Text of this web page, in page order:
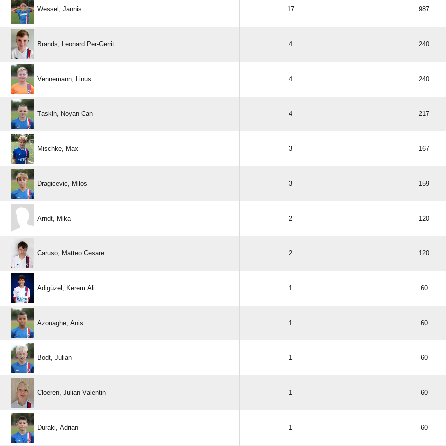
  17 987
   4 240
  4 240
   4 217
  3 167
  3 159
  2 120
   2 120
   1 60
  1 60
  1 60
   1 60
  1 60